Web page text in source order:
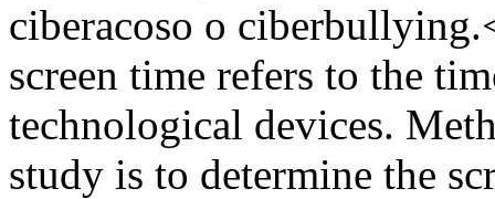
ciberacoso o
screen time refers to the
technological devices.
study is to determine the